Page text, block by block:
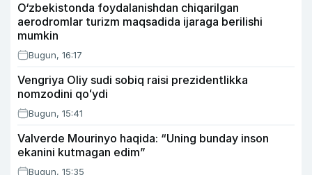
O‘zbekistonda foydalanishdan chiqarilgan
aerodromlar turizm maqsadida ijaraga berilishi
mumkin
Bugun, 16:17
Vengriya Oliy sudi sobiq raisi prezidentlikka
nomzodini qoʻydi
Bugun, 15:41
Valverde Mourinyo haqida: “Uning bunday inson
ekanini kutmagan edim”
Bugun, 15:35